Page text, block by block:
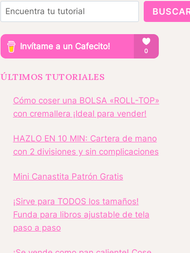
ÚLTIMOS TUTORIALES
Cómo coser una BOLSA «ROLL-TOP»
con cremallera ¡Ideal para vender!
HAZLO EN 10 MIN: Cartera de mano
con 2 divisiones y sin complicaciones
Mini Canastita Patrón Gratis
¡Sirve para TODOS los tamaños!
Funda para libros ajustable de tela
paso a paso